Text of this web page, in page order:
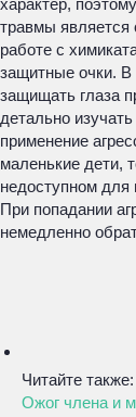
характер,
травмы является
работе с
защитные очки.
защищать глаза
детально
применение
маленькие дети,
недоступном для
При попадании
немедленно
Читайте также:
Ожог члена и